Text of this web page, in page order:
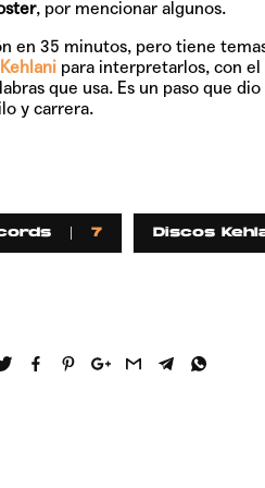
, por mencionar algunos.
en 35 minutos, pero tiene
Kehlanipara interpretarlos, con
que usa. Es un paso que
y carrera.
7 Discos